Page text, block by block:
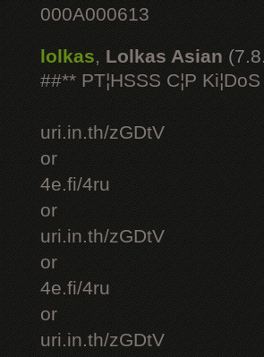
000A000613
lolkas,Lolkas Asian
##** PT¦HSSS C¦P
uri.in.th/zGDtV
or
4e.fi/4ru
or
uri.in.th/zGDtV
or
4e.fi/4ru
or
uri.in.th/zGDtV